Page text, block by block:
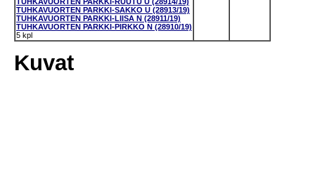
TUHKAVUORTEN PARKKI-SAKKO U (28913/19)
TUHKAVUORTEN PARKKI-LIISA N (28911/19)
TUHKAVUORTEN PARKKI-PIRKKO N (28910/19)
5 kpl
Kuvat